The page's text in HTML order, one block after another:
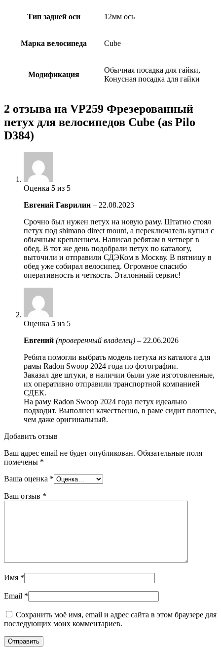
Тип задней оси 12мм ось
Марка велосипеда Cube
Модификация
Обычная посадка для гайки,
Конусная посадка для гайки
2 отзыва на VP259 Фрезерованный
петух для велосипедов Cube (as Pilo
D384)
Оценка 5 из 5
Евгений Гаврилин – 22.08.2023
Срочно был нужен петух на новую раму. Штатно стоял
петух под shimano direct mount, а переключатель купил с
обычным креплением. Написал ребятам в четверг в
обед. В тот же день подобрали петух по каталогу,
выточили и отправили СДЭКом в Москву. В пятницу в
обед уже собирал велосипед. Огромное спасибо
оперативность и четкость. Эталонный сервис!
Оценка 5 из 5
Евгений (проверенный владелец) – 22.06.2026
Ребята помогли выбрать модель петуха из каталога для
рамы Radon Swoop 2024 года по фотографии.
Заказал две штуки, в наличии были уже изготовленные,
их оперативно отправили транспортной компанией
СДЕК.
На раму Radon Swoop 2024 года петух идеально
подходит. Выполнен качественно, в раме сидит плотнее,
чем даже оригинальный.
Добавить отзыв
Ваш адрес email не будет опубликован. Обязательные поля
помечены *
Ваша оценка *
Ваш отзыв *
Имя *
Email *
Сохранить моё имя, email и адрес сайта в этом браузере для
последующих моих комментариев.